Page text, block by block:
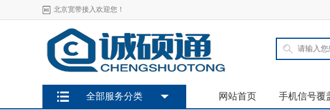
北京宽带接入欢迎您！
网站首页 手机信号覆
全部服务分类